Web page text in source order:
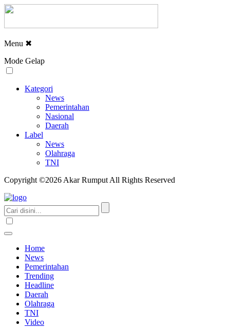
Menu ✖
Mode Gelap
Kategori
News
Pemerintahan
Nasional
Daerah
Label
News
Olahraga
TNI
Copyright ©2026 Akar Rumput All Rights Reserved
Home
News
Pemerintahan
Trending
Headline
Daerah
Olahraga
TNI
Video